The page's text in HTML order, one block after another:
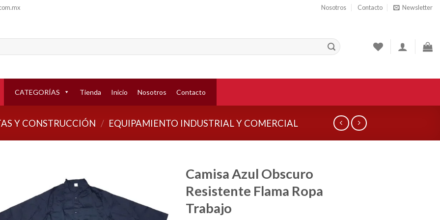
Nosotros Contacto Newsletter
CATEGORÍAS Tienda Inicio Nosotros Contacto
Y CONSTRUCCIÓN / EQUIPAMIENTO INDUSTRIAL Y COMERCIAL
lista de
Camisa Azul Obscuro
Resistente Flama Ropa
Trabajo